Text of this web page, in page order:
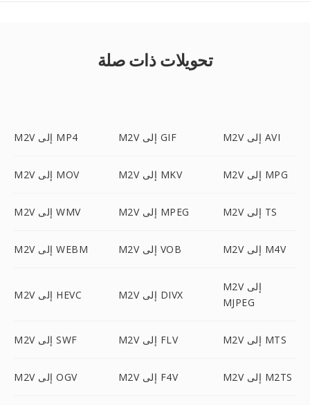
تحويلات ذات صلة
M2V إلى MP4 M2V إلى GIF M2V إلى AVI
M2V إلى MOV M2V إلى MKV M2V إلى MPG
M2V إلى WMV M2V إلى MPEG M2V إلى TS
M2V إلى WEBM M2V إلى VOB M2V إلى M4V
M2V إلى HEVC M2V إلى DIVX
M2V إلى
MJPEG
M2V إلى SWF M2V إلى FLV M2V إلى MTS
M2V إلى OGV M2V إلى F4V M2V إلى M2TS